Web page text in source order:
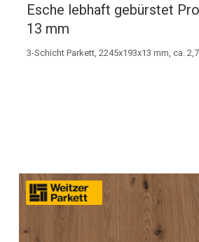
Esche lebhaft gebürstet
13 mm
3-Schicht Parkett, 2245x193x13 mm, ca.